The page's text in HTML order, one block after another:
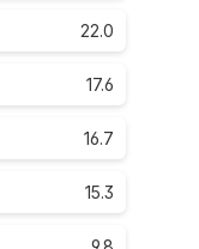
22.0
17.6
16.7
15.3